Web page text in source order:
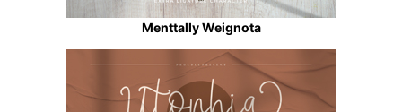
Menttally Weignota